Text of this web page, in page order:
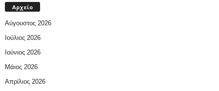
Αρχείο
Αύγουστος 2026
Ιούλιος 2026
Ιούνιος 2026
Μάιος 2026
Απρίλιος 2026